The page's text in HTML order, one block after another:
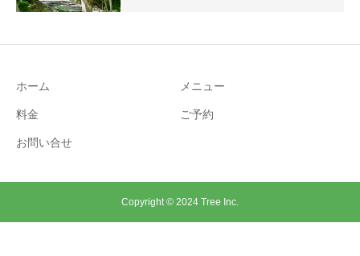
ホーム メニュー
料金 ご予約
お問い合せ
Copyright © 2024 Tree Inc.